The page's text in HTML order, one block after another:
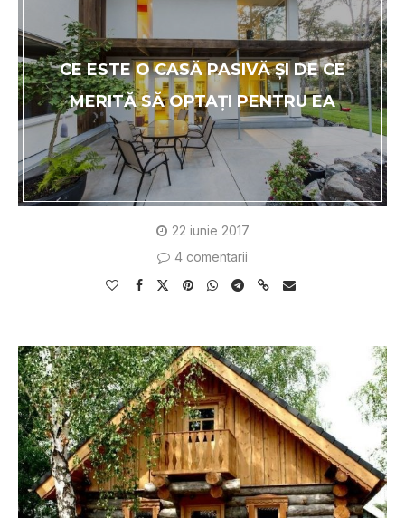
CE ESTE O CASĂ PASIVĂ ȘI DE CE
MERITĂ SĂ OPTAŢI PENTRU EA
22 iunie 2017
4 comentarii